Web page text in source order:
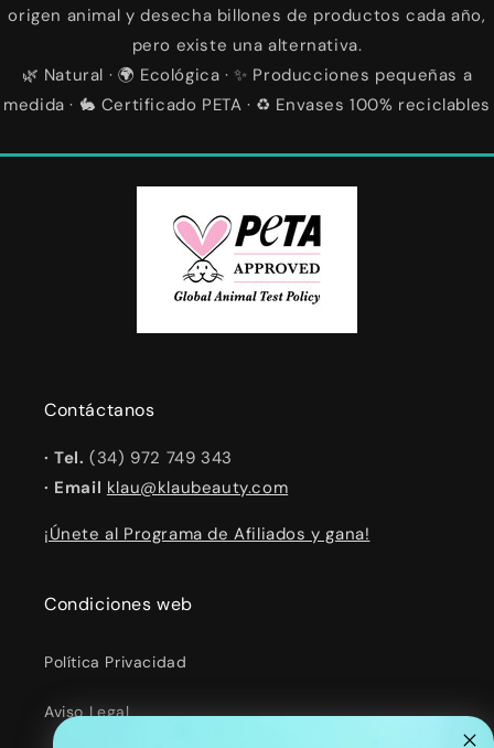
origen animal y desecha billones de productos cada año,
pero existe una alternativa.
🌿 Natural · 🌍 Ecológica · ✨ Producciones pequeñas a
medida · 🐇 Certificado PETA · ♻️ Envases 100% reciclables
Contáctanos
· Tel. (34) 972 749 343
· Email klau@klaubeauty.com
¡Únete al Programa de Afiliados y gana!
Condiciones web
Política Privacidad
Aviso Legal